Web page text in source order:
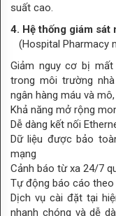
suất cao.
4. Hệ thống giám sát
(Hospital Pharmacy
Giảm nguy cơ bị
trong môi trường
ngân hàng máu và
Khả năng mở rộng
Dễ dàng kết nối
Dữ liệu được bảo
mạng
Cảnh báo từ xa 24/7
Tự động báo cáo
Dịch vụ cài đặt tại
nhanh chóng và dễ